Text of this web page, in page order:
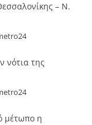
– Ν.
νότια της
μέτωπο η